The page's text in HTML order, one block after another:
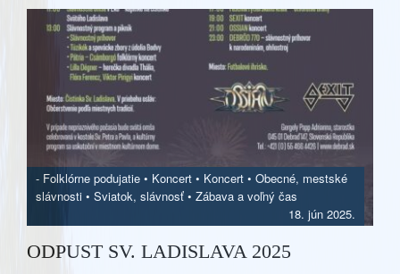
- Folklórne podujatie • Koncert • Koncert • Obecné, mestské
slávnosti • Sviatok, slávnosť • Zábava a voľný čas
18. jún 2025.
ODPUST SV. LADISLAVA 2025